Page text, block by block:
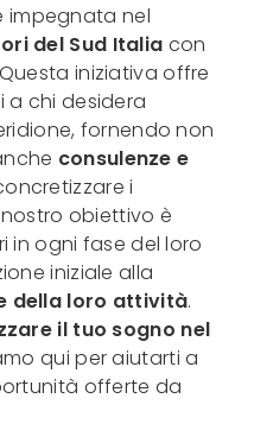
impegnata nel
del Sud Italia con
iniziativa offre
a chi desidera
fornendo non
consulenze e
i
obiettivo è
in ogni fase del loro
iniziale alla
della loro attività.
il tuo sogno nel
qui per aiutarti a
offerte da